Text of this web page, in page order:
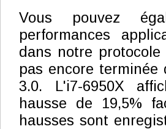
Vous pouvez
performances
dans notre
pas encore
3.0. L'i7-6950X
hausse de 19,5%
hausses sont